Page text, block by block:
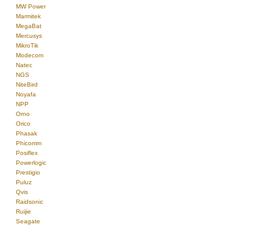
MW Power
Marmitek
MegaBat
Mercusys
MikroTik
Modecom
Natec
NGS
NiteBird
Noyafa
NPP
Orno
Orico
Phasak
Phicomm
Posiflex
Powerlogic
Prestigio
Puluz
Qvis
Raidsonic
Ruijie
Seagate